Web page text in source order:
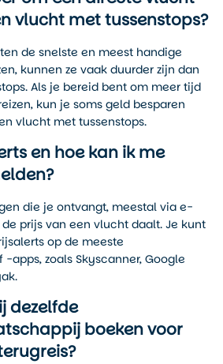
vlucht met tussenstops?
de snelste en meest handige
kunnen ze vaak duurder zijn dan
Als je bereid bent om meer tijd
kun je soms geld besparen
vlucht met tussenstops.
en hoe kan ik me
die je ontvangt, meestal via e-
prijs van een vlucht daalt. Je kunt
op de meeste
apps, zoals Skyscanner, Google
dezelfde
boeken voor